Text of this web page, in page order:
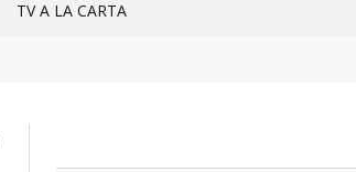
TV A LA CARTA